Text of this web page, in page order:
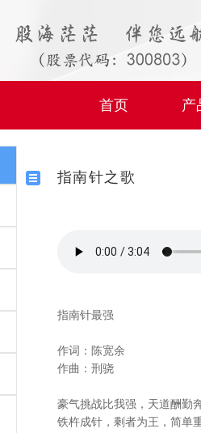
首页 产
指南针之歌
指南针最强
作词：陈宽余
作曲：刑骁
豪气挑战比我强，天道酬勤
铁杵成针，剩者为王，简单